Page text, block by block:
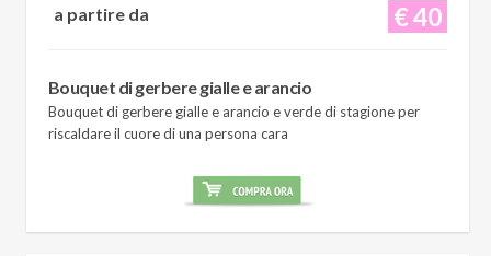
€ 40
a partire da
Bouquet di gerbere gialle e arancio
Bouquet di gerbere gialle e arancio e verde di stagione per
riscaldare il cuore di una persona cara